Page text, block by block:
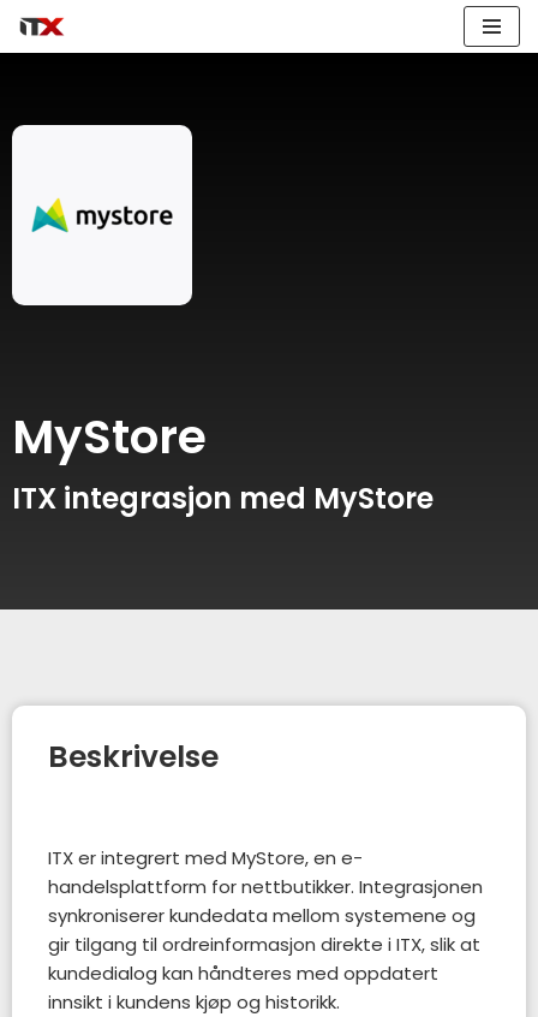
innholdet
MyStore
ITX integrasjon med MyStore
Beskrivelse
ITX er integrert med MyStore, en e-
handelsplattform for nettbutikker. Integrasjonen
synkroniserer kundedata mellom systemene og
gir tilgang til ordreinformasjon direkte i ITX, slik at
kundedialog kan håndteres med oppdatert
innsikt i kundens kjøp og historikk.